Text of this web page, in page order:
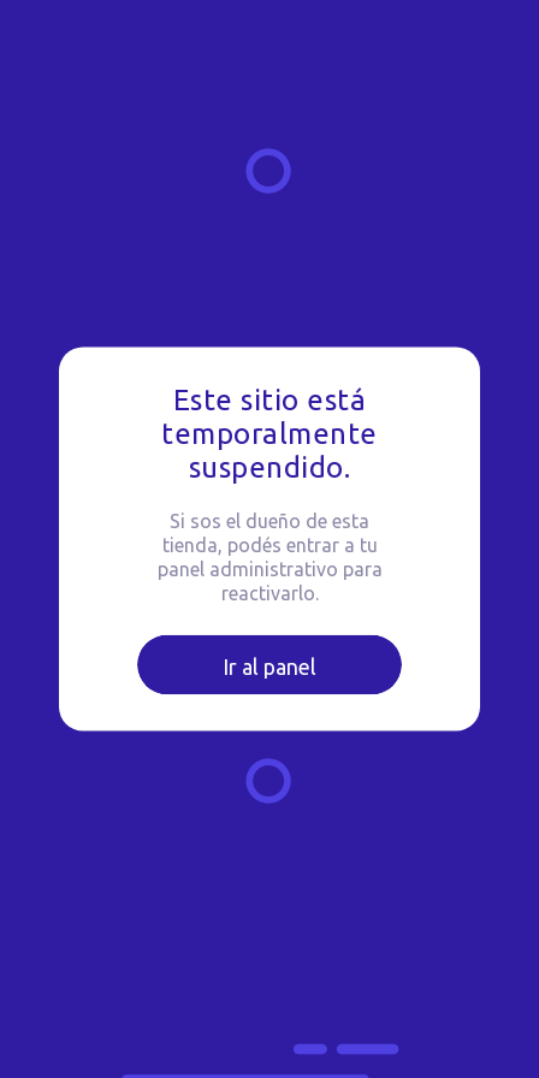
Este sitio está
temporalmente
suspendido.
Si sos el dueño de esta
tienda, podés entrar a tu
panel administrativo para
reactivarlo.
Ir al panel